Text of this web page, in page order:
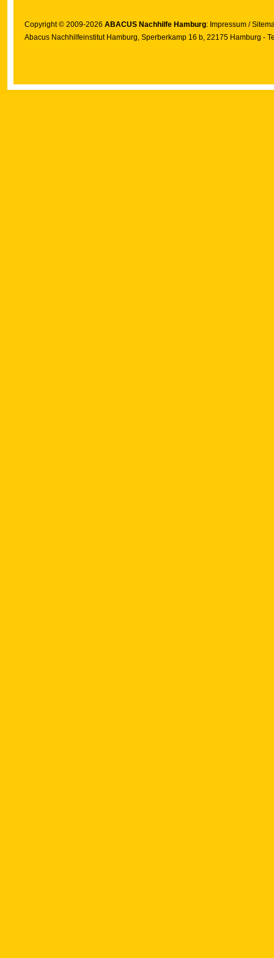
Copyright © 2009-2026 ABACUS Nachhilfe Hamburg: Impressum /
Abacus Nachhilfeinstitut Hamburg, Sperberkamp 16 b, 22175 Hamburg -